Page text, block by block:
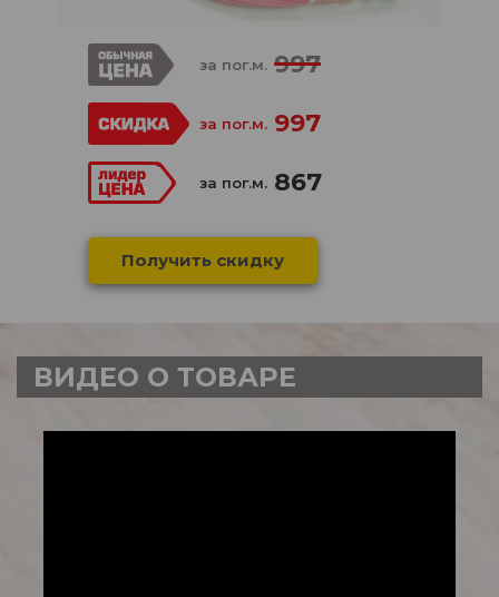
за пог.м. 997
за пог.м. 997
за пог.м. 867
Получить скидку
ВИДЕО О ТОВАРЕ